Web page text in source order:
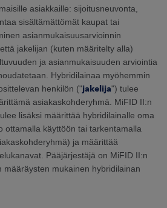
asiakkaille: sijoitusneuvonta,
sisältämättömät kaupat tai
asianmukaisuusarvioinnin
jakelijan (kuten määritelty alla)
ja asianmukaisuuden arviointia
Hybridilainaa myöhemmin
henkilön ("jakelija") tulee
asiakaskohderyhmä. MiFID II:n
lisäksi määrittää hybridilainalle oma
ottamalla käyttöön tai tarkentamalla
ja määrittää
Pääjärjestäjä on MiFID II:n
määräysten mukainen hybridilainan